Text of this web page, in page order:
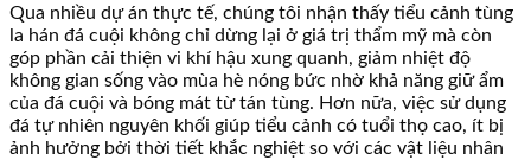
Qua nhiều dự án thực tế, chúng tôi nhận thấy tiểu cảnh tùng
la hán đá cuội không chỉ dừng lại ở giá trị thẩm mỹ mà còn
góp phần cải thiện vi khí hậu xung quanh, giảm nhiệt độ
không gian sống vào mùa hè nóng bức nhờ khả năng giữ ẩm
của đá cuội và bóng mát từ tán tùng. Hơn nữa, việc sử dụng
đá tự nhiên nguyên khối giúp tiểu cảnh có tuổi thọ cao, ít bị
ảnh hưởng bởi thời tiết khắc nghiệt so với các vật liệu nhân